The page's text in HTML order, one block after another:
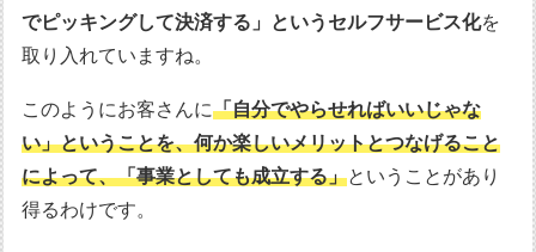
でピッキングして決済する」というセルフサービス化を
取り入れていますね。
このようにお客さんに「自分でやらせればいいじゃな
い」ということを、何か楽しいメリットとつなげること
によって、「事業としても成立する」ということがあり
得るわけです。